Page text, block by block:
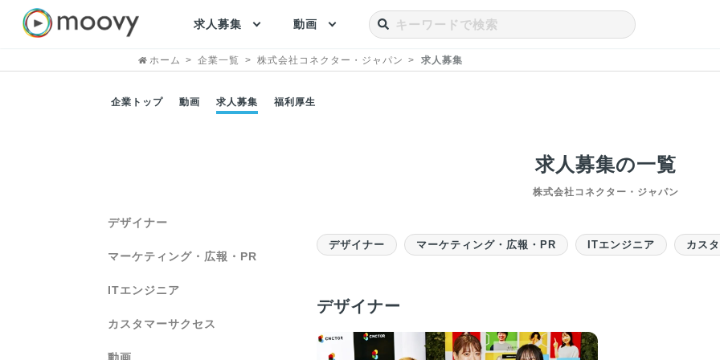
求人募集 動画
ホーム 企業一覧 株式会社コネクター・ジャパン 求人募集
企業トップ 動画 求人募集 福利厚生
デザイナー
マーケティング・広報・PR
ITエンジニア
カスタマーサクセス
求人募集の一覧
株式会社コネクター・ジャパン
デザイナー マーケティング・広報・PR ITエンジニア カス
デザイナー